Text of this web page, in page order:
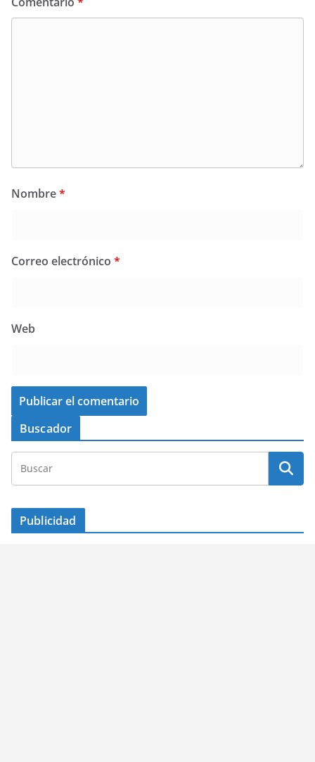
Nombre*
Correo electrónico *
Web
Buscador
Publicidad